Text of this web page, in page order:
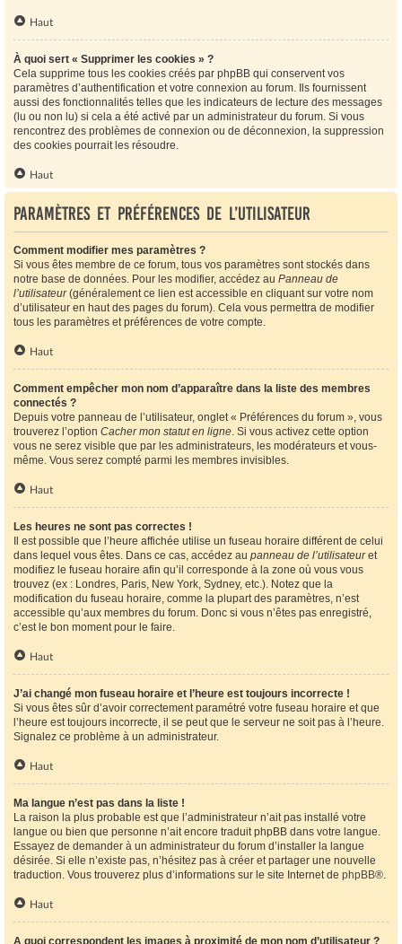
Haut
À quoi sert « Supprimer les cookies » ?
Cela supprime tous les cookies créés par phpBB qui conservent vos
paramètres d’authentification et votre connexion au forum. Ils fournissent
aussi des fonctionnalités telles que les indicateurs de lecture des messages
(lu ou non lu) si cela a été activé par un administrateur du forum. Si vous
rencontrez des problèmes de connexion ou de déconnexion, la suppression
des cookies pourrait les résoudre.
Haut
Paramètres et préférences de l’utilisateur
Comment modifier mes paramètres ?
Si vous êtes membre de ce forum, tous vos paramètres sont stockés dans
notre base de données. Pour les modifier, accédez au Panneau de
l’utilisateur(généralement ce lien est accessible en cliquant sur votre nom
d’utilisateur en haut des pages du forum). Cela vous permettra de modifier
tous les paramètres et préférences de votre compte.
Haut
Comment empêcher mon nom d’apparaître dans la liste des membres
connectés ?
Depuis votre panneau de l’utilisateur, onglet « Préférences du forum », vous
trouverez l’option Cacher mon statut en ligne. Si vous activez cette option
vous ne serez visible que par les administrateurs, les modérateurs et vous-
même. Vous serez compté parmi les membres invisibles.
Haut
Les heures ne sont pas correctes !
Il est possible que l’heure affichée utilise un fuseau horaire différent de celui
dans lequel vous êtes. Dans ce cas, accédez au panneau de l’utilisateuret
modifiez le fuseau horaire afin qu’il corresponde à la zone où vous vous
trouvez (ex : Londres, Paris, New York, Sydney, etc.). Notez que la
modification du fuseau horaire, comme la plupart des paramètres, n’est
accessible qu’aux membres du forum. Donc si vous n’êtes pas enregistré,
c’est le bon moment pour le faire.
Haut
J’ai changé mon fuseau horaire et l’heure est toujours incorrecte !
Si vous êtes sûr d’avoir correctement paramétré votre fuseau horaire et que
l’heure est toujours incorrecte, il se peut que le serveur ne soit pas à l’heure.
Signalez ce problème à un administrateur.
Haut
Ma langue n’est pas dans la liste !
La raison la plus probable est que l’administrateur n’ait pas installé votre
langue ou bien que personne n’ait encore traduit phpBB dans votre langue.
Essayez de demander à un administrateur du forum d’installer la langue
désirée. Si elle n’existe pas, n’hésitez pas à créer et partager une nouvelle
traduction. Vous trouverez plus d’informations sur le site Internet de phpBB®.
Haut
A quoi correspondent les images à proximité de mon nom d’utilisateur ?